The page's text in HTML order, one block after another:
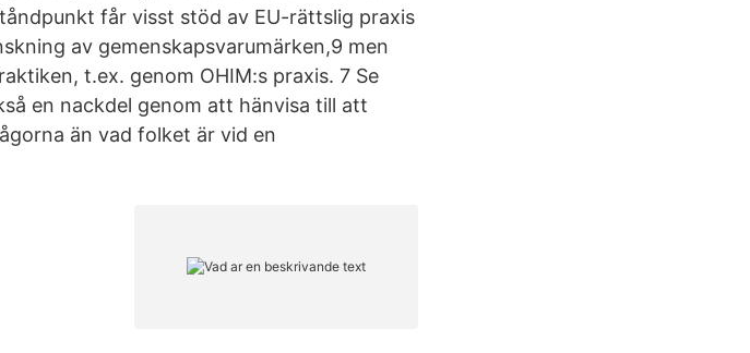
får visst stöd av EU-rättslig praxis
av gemenskapsvarumärken,9 men
t.ex. genom OHIM:s praxis. 7 Se
en nackdel genom att hänvisa till att
än vad folket är vid en